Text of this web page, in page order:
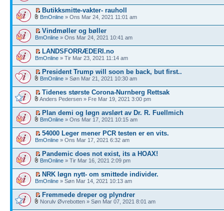
Butikksmitte-vakter- rauholl
BmOnline » Ons Mar 24, 2021 11:01 am
Vindmøller og bøller
BmOnline » Ons Mar 24, 2021 10:41 am
LANDSFORRÆDERI.no
BmOnline » Tir Mar 23, 2021 11:14 am
President Trump will soon be back, but first..
BmOnline » Søn Mar 21, 2021 10:30 am
Tidenes største Corona-Nurnberg Rettsak
Anders Pedersen » Fre Mar 19, 2021 3:00 pm
Plan demi og løgn avslørt av Dr. R. Fuellmich
BmOnline » Ons Mar 17, 2021 10:15 am
54000 Leger mener PCR testen er en vits.
BmOnline » Ons Mar 17, 2021 6:32 am
Pandemic does not exist, its a HOAX!
BmOnline » Tir Mar 16, 2021 2:09 pm
NRK løgn nytt- om smittede individer.
BmOnline » Søn Mar 14, 2021 10:13 am
Fremmede dreper og plyndrer
Norulv Øvrebotten » Søn Mar 07, 2021 8:01 am